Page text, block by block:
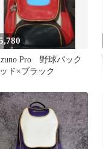
Pro 野球バック
ド×ブラック